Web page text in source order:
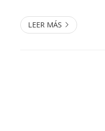
LEER MÁS